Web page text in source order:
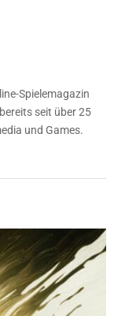
Spielemagazin
seit über 25
und Games.